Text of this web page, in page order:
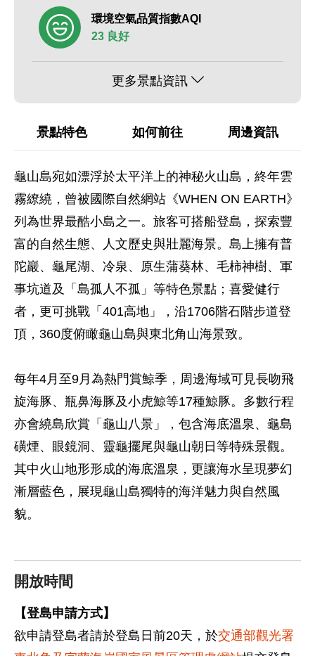
環境空氣品質指數AQI
23 良好
更多景點資訊
景點特色 如何前往 周邊資訊
龜山島宛如漂浮於太平洋上的神秘火山島，終年雲
霧繚繞，曾被國際自然網站《WHEN ON EARTH》
列為世界最酷小島之一。旅客可搭船登島，探索豐
富的自然生態、人文歷史與壯麗海景。島上擁有普
陀巖、龜尾湖、冷泉、原生蒲葵林、毛柿神樹、軍
事坑道及「島孤人不孤」等特色景點；喜愛健行
者，更可挑戰「401高地」，沿1706階石階步道登
頂，360度俯瞰龜山島與東北角山海景致。
每年4月至9月為熱門賞鯨季，周邊海域可見長吻飛
旋海豚、瓶鼻海豚及小虎鯨等17種鯨豚。多數行程
亦會繞島欣賞「龜山八景」，包含海底溫泉、龜島
磺煙、眼鏡洞、靈龜擺尾與龜山朝日等特殊景觀。
其中火山地形形成的海底溫泉，更讓海水呈現夢幻
漸層藍色，展現龜山島獨特的海洋魅力與自然風
貌。
開放時間
【登島申請方式】
欲申請登島者請於登島日前20天，於交通部觀光署